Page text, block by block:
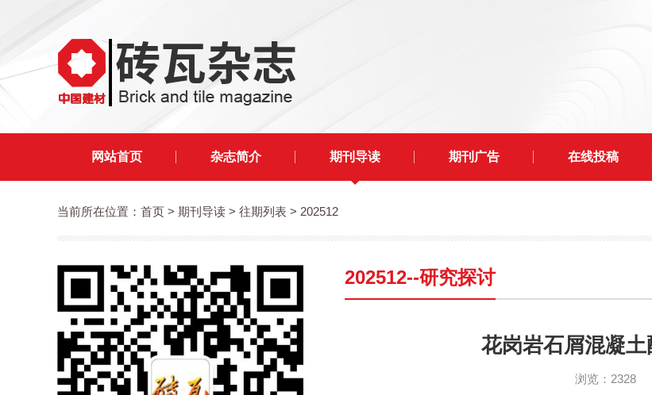
网站首页 杂志简介 期刊导读 期刊广告 在线投稿
当前所在位置： 首页 > 期刊导读 > 往期列表 > 202512
202512--研究探讨
花岗岩石屑混凝
浏览：2328